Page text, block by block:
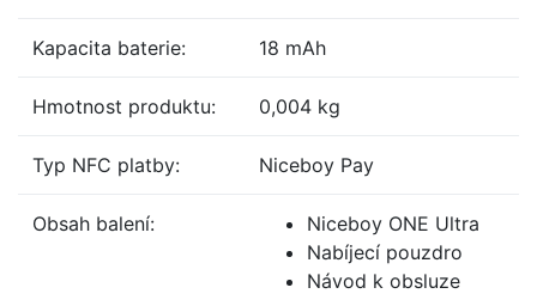
Kapacita baterie: 18 mAh
Hmotnost produktu: 0,004 kg
Typ NFC platby: Niceboy Pay
Obsah balení:
Niceboy ONE Ultra
Nabíjecí pouzdro
Návod k obsluze